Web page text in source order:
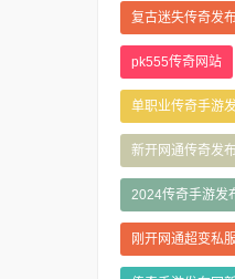
复古迷失传奇发
pk555传奇网站
单职业传奇手游
新开网通传奇发
2024传奇手游发
刚开网通超变私